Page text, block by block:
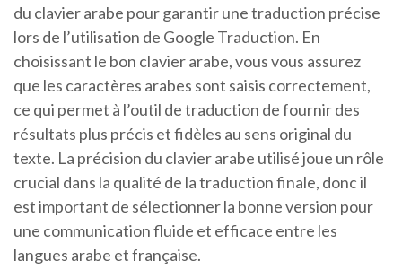
du clavier arabe pour garantir une traduction précise
lors de l’utilisation de Google Traduction. En
choisissant le bon clavier arabe, vous vous assurez
que les caractères arabes sont saisis correctement,
ce qui permet à l’outil de traduction de fournir des
résultats plus précis et fidèles au sens original du
texte. La précision du clavier arabe utilisé joue un rôle
crucial dans la qualité de la traduction finale, donc il
est important de sélectionner la bonne version pour
une communication fluide et efficace entre les
langues arabe et française.